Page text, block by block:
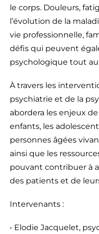
le corps. Douleurs,
l’évolution de la
vie professionnelle,
défis qui peuvent
psychologique tout au
À travers les
psychiatrie et de la
abordera les enjeux
enfants, les
personnes âgées
ainsi que les
pouvant contribuer à
des patients et de
Intervenants :
• Elodie Jacquelet,